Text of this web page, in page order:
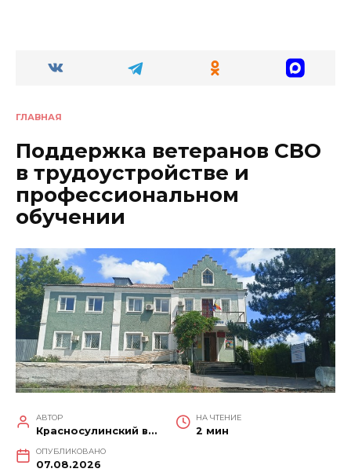
ГЛАВНАЯ
Поддержка ветеранов СВО
в трудоустройстве и
профессиональном
обучении
АВТОР
Красносулинский вестник
НА ЧТЕНИЕ
2 мин
ОПУБЛИКОВАНО
07.08.2026